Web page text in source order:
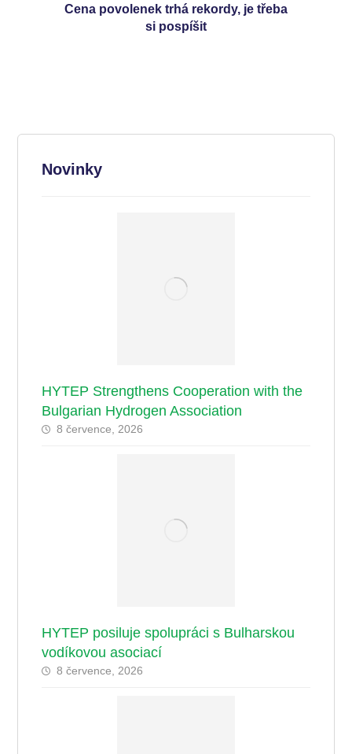
Cena povolenek trhá rekordy, je třeba
si pospíšit
Novinky
HYTEP Strengthens Cooperation with the
Bulgarian Hydrogen Association
8 července, 2026
HYTEP posiluje spolupráci s Bulharskou
vodíkovou asociací
8 července, 2026